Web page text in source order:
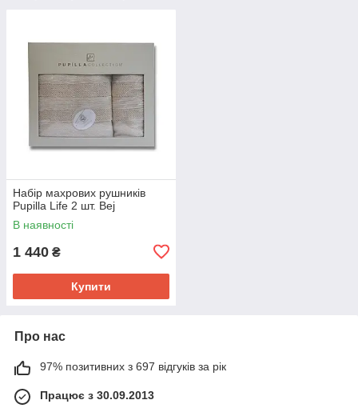
Набір махрових рушників
Pupilla Life 2 шт. Bej
В наявності
1 440 ₴
Купити
Про нас
97% позитивних з 697 відгуків за рік
Працює з 30.09.2013